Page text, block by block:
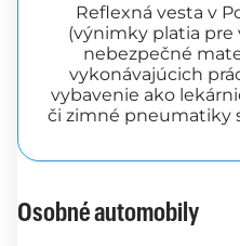
Reflexná vesta v
(výnimky platia pre
nebezpečné
vykonávajúcich
vybavenie ako
či zimné pneumatiky
Osobné automobily